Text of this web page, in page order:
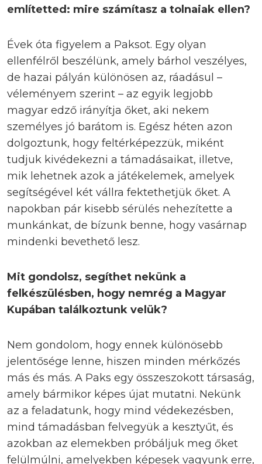
említetted: mire számítasz a tolnaiak ellen?
Évek óta figyelem a Paksot. Egy olyan
ellenfélről beszélünk, amely bárhol veszélyes,
de hazai pályán különösen az, ráadásul –
véleményem szerint – az egyik legjobb
magyar edző irányítja őket, aki nekem
személyes jó barátom is. Egész héten azon
dolgoztunk, hogy feltérképezzük, miként
tudjuk kivédekezni a támadásaikat, illetve,
mik lehetnek azok a játékelemek, amelyek
segítségével két vállra fektethetjük őket. A
napokban pár kisebb sérülés nehezítette a
munkánkat, de bízunk benne, hogy vasárnap
mindenki bevethető lesz.
Mit gondolsz, segíthet nekünk a
felkészülésben, hogy nemrég a Magyar
Kupában találkoztunk velük?
Nem gondolom, hogy ennek különösebb
jelentősége lenne, hiszen minden mérkőzés
más és más. A Paks egy összeszokott társaság,
amely bármikor képes újat mutatni. Nekünk
az a feladatunk, hogy mind védekezésben,
mind támadásban felvegyük a kesztyűt, és
azokban az elemekben próbáljuk meg őket
felülmúlni, amelyekben képesek vagyunk erre,